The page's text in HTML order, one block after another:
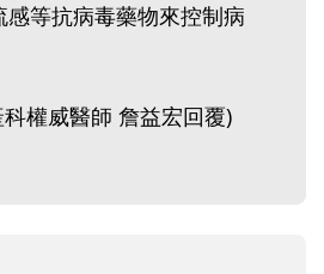
等抗病毒藥物來控制病
權威醫師 詹益宏回覆)